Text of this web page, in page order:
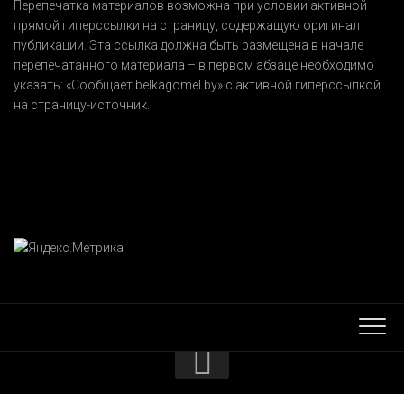
Перепечатка материалов возможна при условии активной
прямой гиперссылки на страницу, содержащую оригинал
публикации. Эта ссылка должна быть размещена в начале
перепечатанного материала – в первом абзаце необходимо
указать: «Сообщает belkagomel.by» с активной гиперссылкой
на страницу-источник.